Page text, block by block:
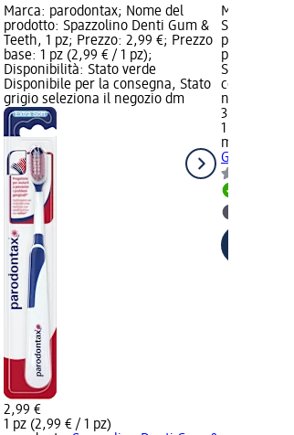
Marca: parodontax; Nome del
prodotto: Spazzolino Denti Gum &
Teeth, 1 pz; Prezzo: 2,99 €; Prezzo
base: 1 pz (2,99 € / 1 pz);
Disponibilità: Stato verde
Disponibile per la consegna, Stato
grigio seleziona il negozio dm
2,99 €
1 pz (2,99 € / 1 pz)
Marca:
Spazzolino
pz; Prezzo:
pz (3,99 € /
Stato
consegna,
negozio dm
3,99 €
1 pz (3,99 €
meridol
Gengive, 1